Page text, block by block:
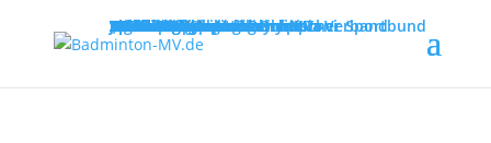
MENUMENU
Willkommen
Verband
Verbandsführung
Ausschreibungen
Vereine
Vereinsservice
Spielbetrieb
Turniere
Landesliga
Landesklasse
Bezirksliga
Lehre & Ausbildung
Ausbildungen
Fortbildungen
Trainerinfos
Schulsport
Shuttle Time
„Mach mit – spiel dich fit!“
Jugend trainiert für Olympia
Spiel- und Sportabzeichen
Badmintonabenteuer mit Toni
Links
DBV - Deutscher Badminton-Verband
DBV - Gruppe Nord
DOSB - Deutscher Olympischer Sportbund
LSB - Landessportbund MV